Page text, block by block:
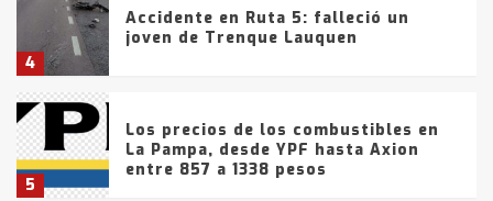
4
Accidente en Ruta 5: falleció un
joven de Trenque Lauquen
5
Los precios de los combustibles en
La Pampa, desde YPF hasta Axion
entre 857 a 1338 pesos